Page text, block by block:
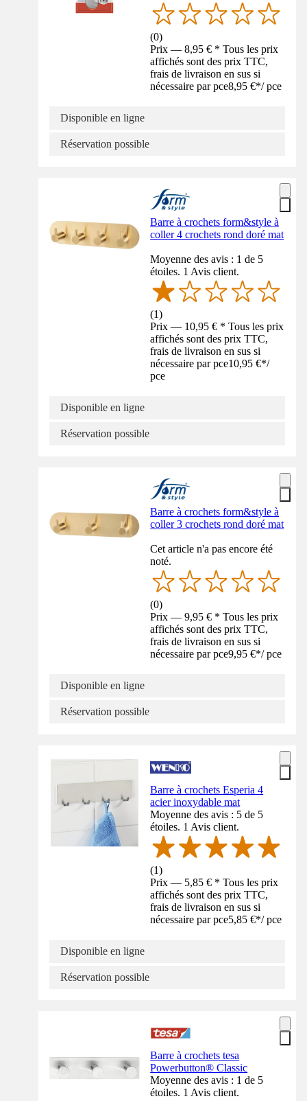
(0)
Prix — 8,95 € * Tous les prix
affichés sont des prix TTC,
frais de livraison en sus si
nécessaire par pce8,95 €*/ pce
Disponible en ligne
Réservation possible
Barre à crochets form&style à
coller 4 crochets rond doré mat
Moyenne des avis : 1 de 5
étoiles. 1 Avis client.
(1)
Prix — 10,95 € * Tous les prix
affichés sont des prix TTC,
frais de livraison en sus si
nécessaire par pce10,95 €*/
pce
Disponible en ligne
Réservation possible
Barre à crochets form&style à
coller 3 crochets rond doré mat
Cet article n'a pas encore été
noté.
(0)
Prix — 9,95 € * Tous les prix
affichés sont des prix TTC,
frais de livraison en sus si
nécessaire par pce9,95 €*/ pce
Disponible en ligne
Réservation possible
Barre à crochets Esperia 4
acier inoxydable mat
Moyenne des avis : 5 de 5
étoiles. 1 Avis client.
(1)
Prix — 5,85 € * Tous les prix
affichés sont des prix TTC,
frais de livraison en sus si
nécessaire par pce5,85 €*/ pce
Disponible en ligne
Réservation possible
Barre à crochets tesa
Powerbutton® Classic
Moyenne des avis : 1 de 5
étoiles. 1 Avis client.